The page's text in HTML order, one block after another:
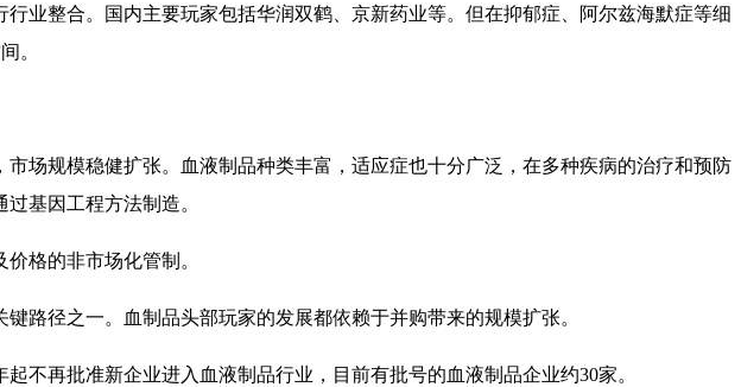
业整合。国内主要玩家包括华润双鹤、京新药业等。但在抑郁症、阿尔兹海默症等细
。
场规模稳健扩张。血液制品种类丰富，适应症也十分广泛，在多种疾病的治疗和预防
基因工程方法制造。
格的非市场化管制。
路径之一。血制品头部玩家的发展都依赖于并购带来的规模扩张。
不再批准新企业进入血液制品行业，目前有批号的血液制品企业约30家。